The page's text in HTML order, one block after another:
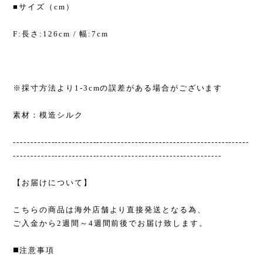
■サイズ（cm）
F:長さ:126cm / 幅:7cm
※採寸方法より1-3cmの誤差がある場合がございます
素材：模造シルク
--------------------------------------------------------------------
------------------------------------------------------------
【お届けについて】
こちらの商品は海外店舗より直接発送となる為、
ご入金から2週間～4週間前後でお届け致します。
◼️注意事項